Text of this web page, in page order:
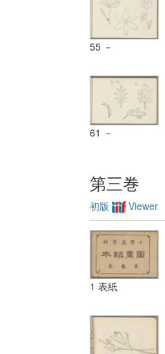
55 －
61 －
第三巻
初版 Viewer
1 表紙